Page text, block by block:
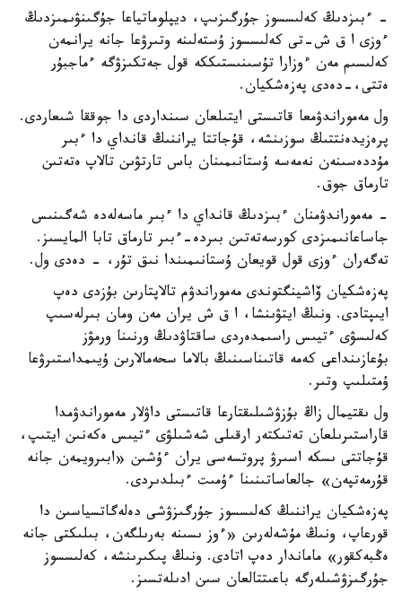
- ءبىزدىڭ كەلىسسوز جۇرگىزىپ، ديپلوماتياعا جۇگىنۋىمىزدىڭ
ءوزى ا ق ش-تى كەلىسسوز ۇستەلىنە وتىرۋعا جانە يرانمەن
كەلىسىم مەن ءوزارا تۇسىنىستىككە قول جەتكىزۋگە ءماجبۇر
ەتتى،-دەدى پەزەشكيان.
ول مەموراندۋمعا قاتىستى ايتىلعان سىنداردى دا جوققا شىعاردى.
پرەزيدەنتتىڭ سوزىنشە، قۇجاتتا يراننىڭ قانداي دا ءبىر
مۇددەسىنەن نەمەسە ۇستانىمىنان باس تارتۋىن تالاپ ەتەتىن
تارماق جوق.
- مەموراندۋمنان ءبىزدىڭ قانداي دا ءبىر ماسەلەدە شەگىنىس
جاساعانىمىزدى كورسەتەتىن بىردە-ءبىر تارماق تابا المايسىز.
تەگەران ءوزى قول قويعان ۇستانىمىندا نىق تۇر، - دەدى ول.
پەزەشكيان ۆاشينگتوندى مەموراندۋم تالاپتارىن بۇزدى دەپ
ايىپتادى. ونىڭ ايتۋىنشا، ا ق ش يران مەن ومان بىرلەسىپ
كەلىسۋى ءتيىس راسىمدەردى ساقتاۋدىڭ ورنىنا ورمۋز
بۇعازىنداعى كەمە قاتىناسىنىڭ بالاما سحەمالارىن ۇيىمداستىرۋعا
ۇمتىلىپ وتىر.
ول ىقتيمال زاڭ بۇزۋشىلىقتارعا قاتىستى داۋلار مەموراندۋمدا
قاراستىرىلعان تەتىكتەر ارقىلى شەشىلۋى ءتيىس ەكەنىن ايتىپ،
قۇجاتتى ىسكە اسىرۋ پروتسەسى يران ءۇشىن «ابىرويمەن جانە
قۇرمەتپەن» جالعاساتىنىنا ءۇمىت ءبىلدىردى.
پەزەشكيان يراننىڭ كەلىسسوز جۇرگىزۋشى دەلەگاتسياسىن دا
قورعاپ، ونىڭ مۇشەلەرىن «ءوز ىسىنە بەرىلگەن، بىلىكتى جانە
ەڭبەكقور» ماماندار دەپ اتادى. ونىڭ پىكىرىنشە، كەلىسسوز
جۇرگىزۋشىلەرگە باعىتتالعان سىن ادىلەتسىز.